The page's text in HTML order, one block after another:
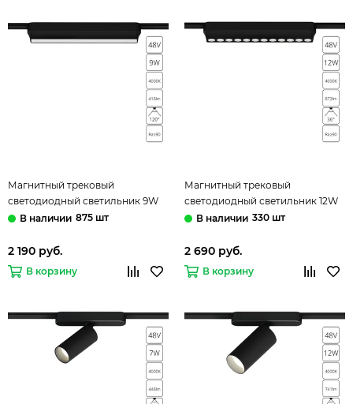
Магнитный трековый
светодиодный светильник 9W
4000K A6153PL-1BK чёрный
875 шт
2 190 руб.
В корзину
Магнитный трековый
светодиодный светильник 12W
4000K A6154PL-1BK чёрный
330 шт
2 690 руб.
В корзину